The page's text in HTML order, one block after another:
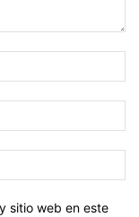
sitio web en este